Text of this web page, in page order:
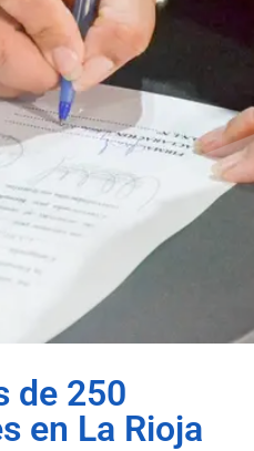
de 250
en La Rioja